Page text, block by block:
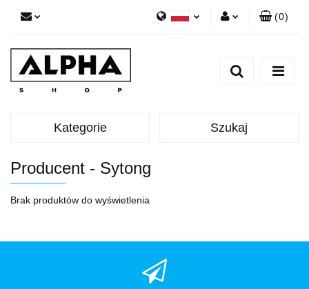
Zarejestruj się
(0)
Kategorie Szukaj
Producent - Sytong
Brak produktów do wyświetlenia